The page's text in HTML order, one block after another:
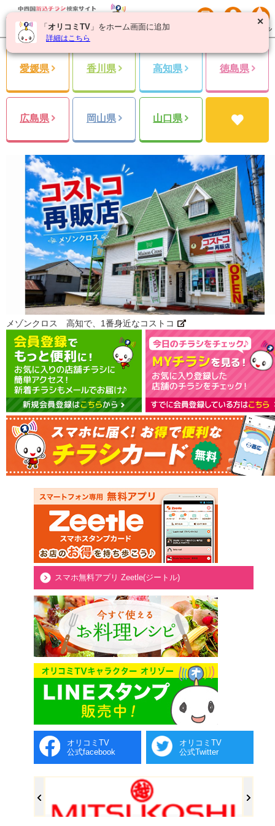
愛媛県 香川県 高知県 徳島県
広島県 岡山県 山口県
メゾンクロス 高知で、1番身近なコストコ
スマホ無料アプリ Zeetle(ジートル)
オリコミTV
公式facebook
オリコミTV
公式Twitter
✕
「 オリコミTV 」をホーム画面に追加
詳細はこちら